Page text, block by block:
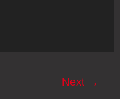
Next →